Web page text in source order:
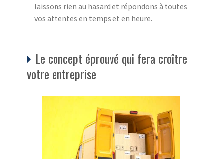
laissons rien au hasard et répondons à toutes
vos attentes en temps et en heure.
Le concept éprouvé qui fera croître
votre entreprise